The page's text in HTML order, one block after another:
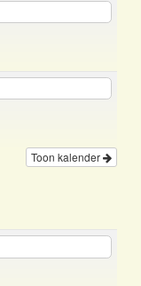
Toon kalender